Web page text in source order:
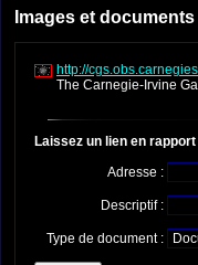
Images et
http://
The Carnegie-Irvine
Laissez un lien en
Adresse :
Descriptif :
Type de document :